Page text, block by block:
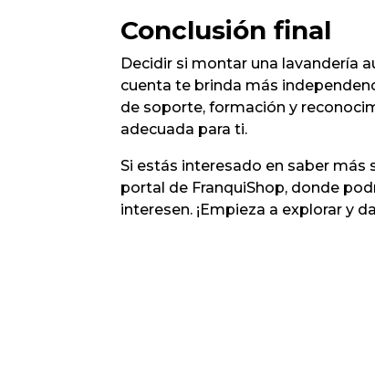
Conclusión final
Decidir si montar una lavandería
cuenta te brinda más
de soporte, formación y
adecuada para ti.
Si estás interesado en saber más
portal de FranquiShop, donde
interesen. ¡Empieza a explorar y